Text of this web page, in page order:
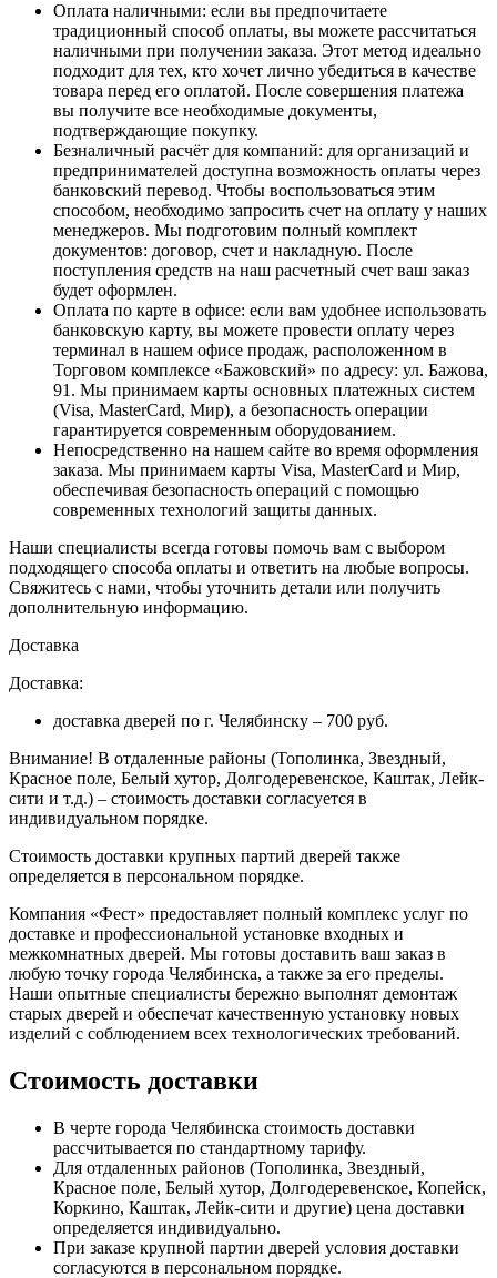
Оплата наличными: если вы предпочитаете
традиционный способ оплаты, вы можете рассчитаться
наличными при получении заказа. Этот метод идеально
подходит для тех, кто хочет лично убедиться в качестве
товара перед его оплатой. После совершения платежа
вы получите все необходимые документы,
подтверждающие покупку.
Безналичный расчёт для компаний: для организаций и
предпринимателей доступна возможность оплаты через
банковский перевод. Чтобы воспользоваться этим
способом, необходимо запросить счет на оплату у наших
менеджеров. Мы подготовим полный комплект
документов: договор, счет и накладную. После
поступления средств на наш расчетный счет ваш заказ
будет оформлен.
Оплата по карте в офисе: если вам удобнее использовать
банковскую карту, вы можете провести оплату через
терминал в нашем офисе продаж, расположенном в
Торговом комплексе «Бажовский» по адресу: ул. Бажова,
91. Мы принимаем карты основных платежных систем
(Visa, MasterCard, Мир), а безопасность операции
гарантируется современным оборудованием.
Непосредственно на нашем сайте во время оформления
заказа. Мы принимаем карты Visa, MasterCard и Мир,
обеспечивая безопасность операций с помощью
современных технологий защиты данных.
Наши специалисты всегда готовы помочь вам с выбором
подходящего способа оплаты и ответить на любые вопросы.
Свяжитесь с нами, чтобы уточнить детали или получить
дополнительную информацию.
Доставка
Доставка:
доставка дверей по г. Челябинску – 700 руб.
Внимание! В отдаленные районы (Тополинка, Звездный,
Красное поле, Белый хутор, Долгодеревенское, Каштак, Лейк-
сити и т.д.) – стоимость доставки согласуется в
индивидуальном порядке.
Стоимость доставки крупных партий дверей также
определяется в персональном порядке.
Компания «Фест» предоставляет полный комплекс услуг по
доставке и профессиональной установке входных и
межкомнатных дверей. Мы готовы доставить ваш заказ в
любую точку города Челябинска, а также за его пределы.
Наши опытные специалисты бережно выполнят демонтаж
старых дверей и обеспечат качественную установку новых
изделий с соблюдением всех технологических требований.
Стоимость доставки
В черте города Челябинска стоимость доставки
рассчитывается по стандартному тарифу.
Для отдаленных районов (Тополинка, Звездный,
Красное поле, Белый хутор, Долгодеревенское, Копейск,
Коркино, Каштак, Лейк-сити и другие) цена доставки
определяется индивидуально.
При заказе крупной партии дверей условия доставки
согласуются в персональном порядке.